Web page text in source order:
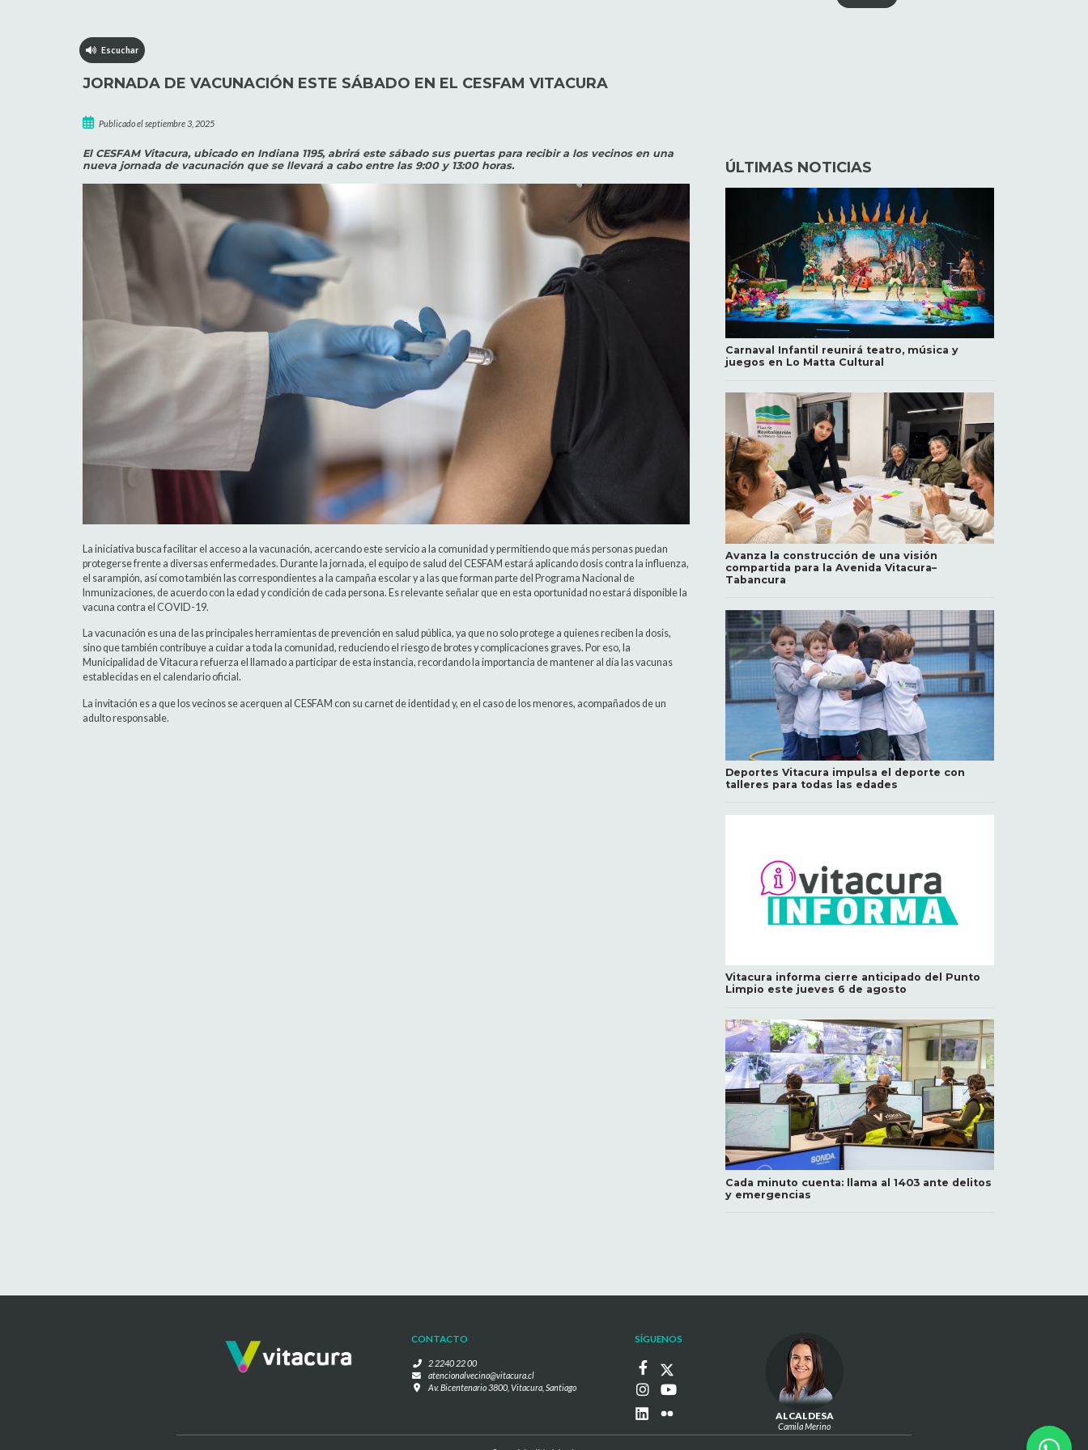
Escuchar
JORNADA DE VACUNACIÓN ESTE SÁBADO EN EL CESFAM VITACURA
Publicado el septiembre 3, 2025
El CESFAM Vitacura, ubicado en Indiana 1195, abrirá este sábado sus puertas para recibir a los vecinos en una
nueva jornada de vacunación que se llevará a cabo entre las 9:00 y 13:00 horas.
La iniciativa busca facilitar el acceso a la vacunación, acercando este servicio a la comunidad y permitiendo que más personas puedan
protegerse frente a diversas enfermedades. Durante la jornada, el equipo de salud del CESFAM estará aplicando dosis contra la influenza,
el sarampión, así como también las correspondientes a la campaña escolar y a las que forman parte del Programa Nacional de
Inmunizaciones, de acuerdo con la edad y condición de cada persona. Es relevante señalar que en esta oportunidad no estará disponible la
vacuna contra el COVID-19.
La vacunación es una de las principales herramientas de prevención en salud pública, ya que no solo protege a quienes reciben la dosis,
sino que también contribuye a cuidar a toda la comunidad, reduciendo el riesgo de brotes y complicaciones graves. Por eso, la
Municipalidad de Vitacura refuerza el llamado a participar de esta instancia, recordando la importancia de mantener al día las vacunas
establecidas en el calendario oficial.
La invitación es a que los vecinos se acerquen al CESFAM con su carnet de identidad y, en el caso de los menores, acompañados de un
adulto responsable.
ÚLTIMAS NOTICIAS
Carnaval Infantil reunirá teatro, música y
juegos en Lo Matta Cultural
Avanza la construcción de una visión
compartida para la Avenida Vitacura–
Tabancura
Deportes Vitacura impulsa el deporte con
talleres para todas las edades
Vitacura informa cierre anticipado del Punto
Limpio este jueves 6 de agosto
Cada minuto cuenta: llama al 1403 ante delitos
y emergencias
CONTACTO
2 2240 22 00
atencionalvecino@vitacura.cl
Av. Bicentenario 3800, Vitacura, Santiago
SÍGUENOS
ALCALDESA
Camila Merino